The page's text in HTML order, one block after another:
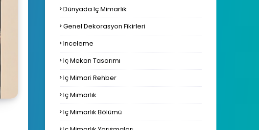
Dünyada Iç Mimarlık
Genel Dekorasyon Fikirleri
Inceleme
Iç Mekan Tasarımı
Iç Mimari Rehber
Iç Mimarlık
Iç Mimarlık Bölümü